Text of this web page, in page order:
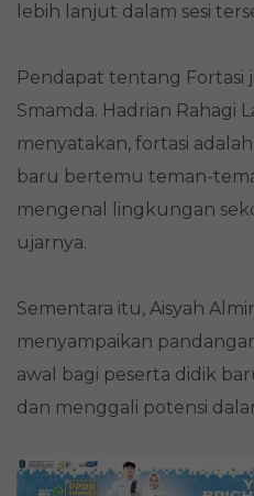
lebih lanjut dalam sesi
Pendapat tentang Fortasi
Smamda. Hadrian Rahagi
menyatakan, fortasi adalah
baru bertemu teman-
mengenal lingkungan
ujarnya.
Sementara itu, Aisyah
menyampaikan
awal bagi peserta didik
dan menggali potensi